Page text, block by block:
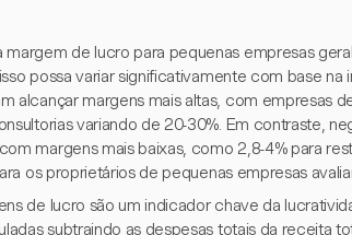
margem de lucro para pequenas empresas
possa variar significativamente com base
alcançar margens mais altas, com empresas
variando de 20-30%. Em contraste,
margens mais baixas, como 2,8-4% para
os proprietários de pequenas empresas
de lucro são um indicador chave da
subtraindo as despesas totais da receita